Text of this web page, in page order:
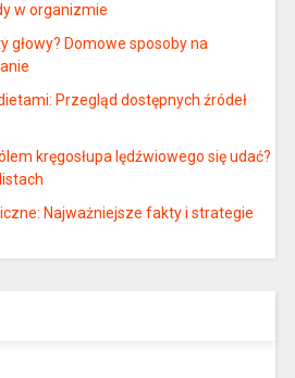
w organizmie
głowy? Domowe sposoby na
Przegląd dostępnych źródeł
kręgosłupa lędźwiowego się udać?
Najważniejsze fakty i strategie